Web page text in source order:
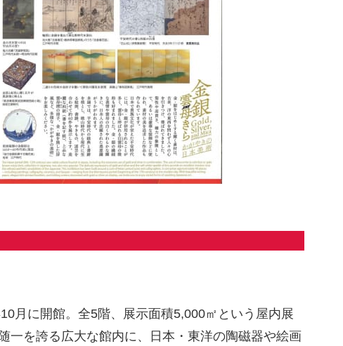
月に開館。全5階、展示面積5,000㎡という屋内展
一を誇る広大な館内に、日本・東洋の陶磁器や絵画